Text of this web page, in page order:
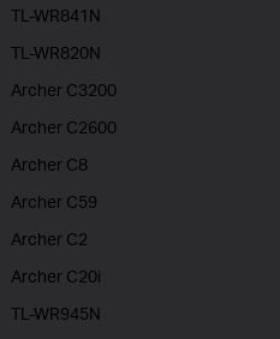
TL-WR841N
TL-WR820N
Archer C3200
Archer C2600
Archer C8
Archer C59
Archer C2
Archer C20i
TL-WR945N